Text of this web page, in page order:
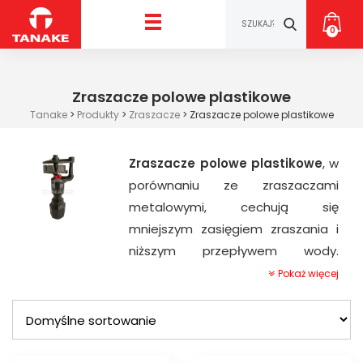
0
Zraszacze polowe plastikowe
Tanake> Produkty> Zraszacze> Zraszacze polowe plastikowe
Zraszacze polowe plastikowe, w
porównaniu ze zraszaczami
metalowymi, cechują się
mniejszym zasięgiem zraszania i
niższym przepływem wody.
Krótszy zasięg i mniejsza ilość
drobniejszej kropli, co sprawia że
mogą być stosowane do
Pokaż więcej